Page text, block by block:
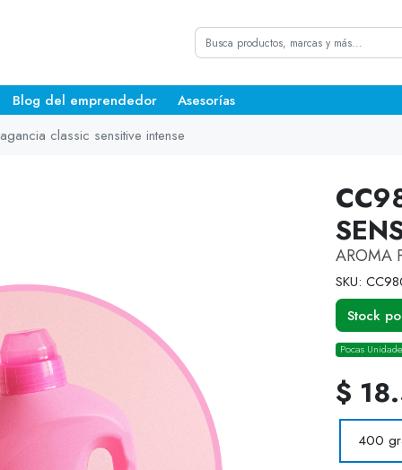
Blog del emprendedor
Asesorías
classic sensitive intense
AROMA
SKU:
Stock
Pocas
$
400